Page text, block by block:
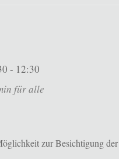
- 12:30
für alle
zur Besichtigung der